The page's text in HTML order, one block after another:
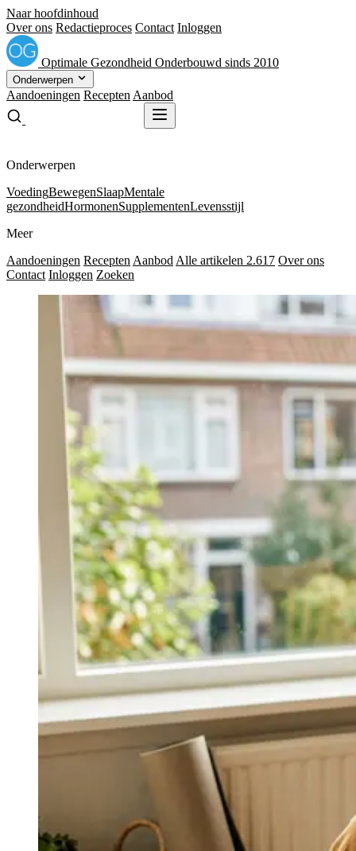
Naar hoofdinhoud
Over ons Redactieproces Contact Inloggen
Optimale Gezondheid Onderbouwd sinds 2010
Onderwerpen
Aandoeningen Recepten Aanbod
Onderwerpen
VoedingBewegenSlaapMentale
gezondheidHormonenSupplementenLevensstijl
Meer
Aandoeningen Recepten Aanbod Alle artikelen 2.617 Over ons
Contact Inloggen Zoeken